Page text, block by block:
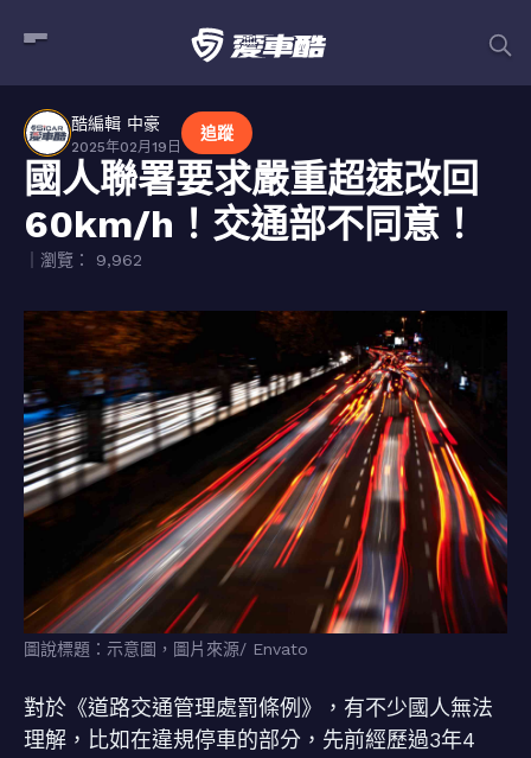
酷編輯 中豪
2025年02月19日
追蹤
國人聯署要求嚴重超速改回
60km/h！交通部不同意！
｜瀏覽： 9,962
圖說標題：示意圖，圖片來源/ Envato
對於《道路交通管理處罰條例》，有不少國人無法
理解，比如在違規停車的部分，先前經歷過3年4